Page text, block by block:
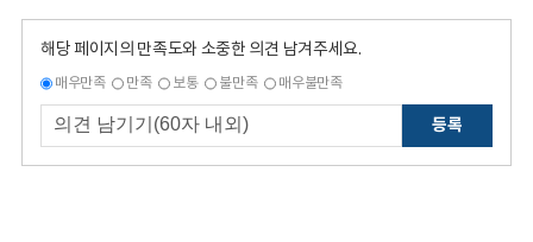
해당 페이지의 만족도와 소중한 의견 남겨주세요.
매우만족 만족 보통 불만족 매우불만족
등록